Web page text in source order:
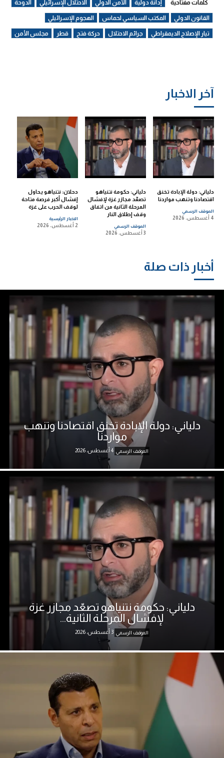
آخر الاخبار
دلياني: دولة الإبادة تخنق
اقتصادنا وتنهب مواردنا
الموقف الرسمي
4 أغسطس، 2026
دلياني: حكومة نتنياهو
تصعّد مجازر غزة لإفشال
المرحلة الثانية من اتفاق
وقف إطلاق النار
الموقف الرسمي
3 أغسطس، 2026
دحلان: نتنياهو يحاول
إفشال أكبر فرصة متاحة
لوقف الحرب على غزة
الاخبار الرئيسية
2 أغسطس، 2026
كلمات مفتاحية إدانة دولية الأمن الدولي الاحتلال الإسرائيلي الدوحة
القانون الدولي المكتب السياسي لحماس الهجوم الإسرائيلي
تيار الإصلاح الديمقراطي جرائم الاحتلال حركة فتح قطر مجلس الأمن
أخبار ذات صلة
دلياني: دولة الإبادة تخنق اقتصادنا وتنهب
مواردنا
الموقف الرسمي 4 أغسطس، 2026
دلياني: حكومة نتنياهو تصعّد مجازر غزة
لإفشال المرحلة الثانية...
الموقف الرسمي 3 أغسطس، 2026